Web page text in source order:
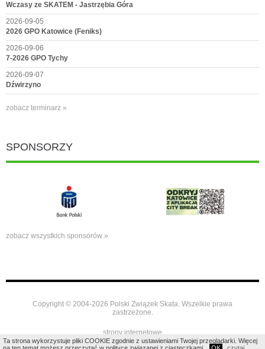
Wczasy ze SKATEM - Jastrzębia Góra
2026-09-05
2026 GPO Katowice (Feniks)
2026-09-06
7-2026 GPO Tychy
2026-09-07
Dźwirzyno
zobacz terminarz »
SPONSORZY
zobacz wszystkich sponsorów »
Copyright © 2004-2026 Polski Związek Skata. Wszelkie prawa
zastrzeżone.
strony internetowe
Ta strona wykorzystuje pliki COOKIE zgodnie z ustawieniami Twojej przeglądarki. Więcej